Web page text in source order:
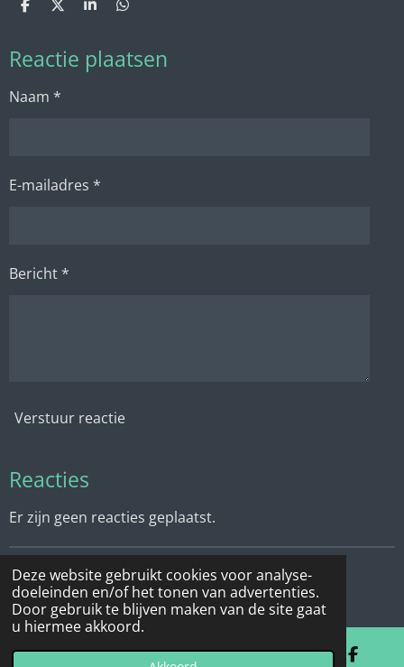
Deze website gebruikt cookies voor analyse-
doeleinden en/of het tonen van advertenties.
Door gebruik te blijven maken van de site gaat
u hiermee akkoord.
D
e
n
D
l
S
r
e
D
e
n
Reactie plaatsen
Naam *
E-mailadres *
Bericht *
Verstuur reactie
Reacties
Er zijn geen reacties geplaatst.
© 2022 - 2026 Vertelmuseum De Vlechtvogel
Powered byJouwWeb